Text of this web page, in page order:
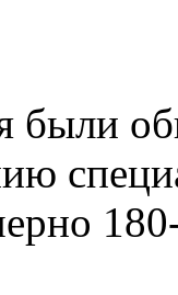
были